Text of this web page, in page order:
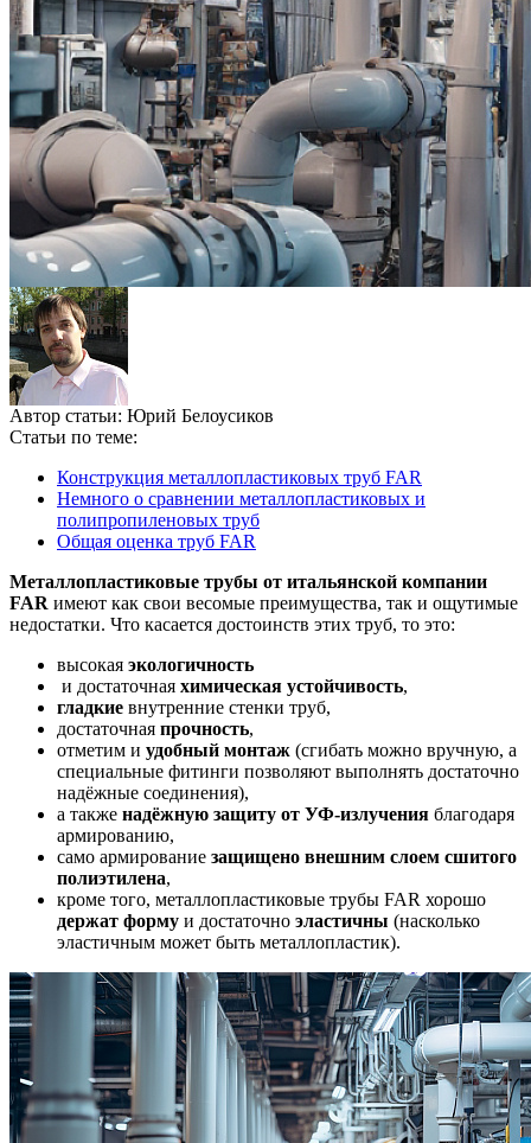
Автор статьи: Юрий Белоусиков
Статьи по теме:
Конструкция металлопластиковых труб FAR
Немного о сравнении металлопластиковых и
полипропиленовых труб
Общая оценка труб FAR
Металлопластиковые трубы от итальянской компании
FAR имеют как свои весомые преимущества, так и ощутимые
недостатки. Что касается достоинств этих труб, то это:
высокая экологичность
и достаточная химическая устойчивость,
гладкие внутренние стенки труб,
достаточная прочность,
отметим и удобный монтаж (сгибать можно вручную, а
специальные фитинги позволяют выполнять достаточно
надёжные соединения),
а также надёжную защиту от УФ-излучения благодаря
армированию,
само армирование защищено внешним слоем сшитого
полиэтилена,
кроме того, металлопластиковые трубы FAR хорошо
держат форму и достаточно эластичны (насколько
эластичным может быть металлопластик).